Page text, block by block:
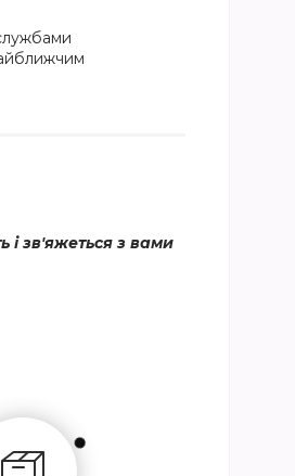
зв'яжеться з вами